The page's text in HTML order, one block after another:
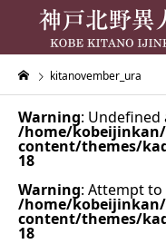
kitanovember_ura
Warning: Undefined
/home/
content/themes/
18
Warning: Attempt
/home/
content/themes/
18